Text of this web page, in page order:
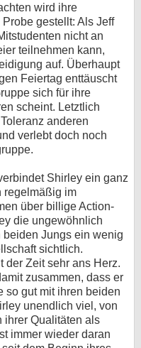
wird ihre
gestellt: Als Jeff
nicht an
teilnehmen kann,
auf. Überhaupt
Feiertag enttäuscht
sich für ihre
scheint. Letztlich
anderen
verlebt doch noch
Shirley ein ganz
regelmäßig im
über billige Action-
die ungewöhnlich
Jungs ein wenig
sichtlich.
der Zeit sehr ans Herz.
zusammen, dass er
so gut mit ihren beiden
unendlich viel, von
ihrer Qualitäten als
immer wieder daran